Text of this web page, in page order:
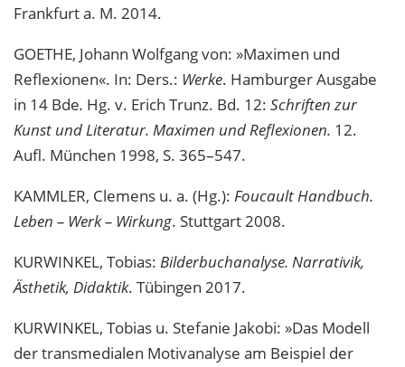
Frankfurt a. M. 2014.
GOETHE, Johann Wolfgang von: »Maximen und
Reflexionen«. In: Ders.: Werke. Hamburger Ausgabe
in 14 Bde. Hg. v. Erich Trunz. Bd. 12: Schriften zur
Kunst und Literatur. Maximen und Reflexionen. 12.
Aufl. München 1998, S. 365–547.
KAMMLER, Clemens u. a. (Hg.): Foucault Handbuch.
Leben – Werk – Wirkung. Stuttgart 2008.
KURWINKEL, Tobias: Bilderbuchanalyse. Narrativik,
Ästhetik, Didaktik. Tübingen 2017.
KURWINKEL, Tobias u. Stefanie Jakobi: »Das Modell
der transmedialen Motivanalyse am Beispiel der